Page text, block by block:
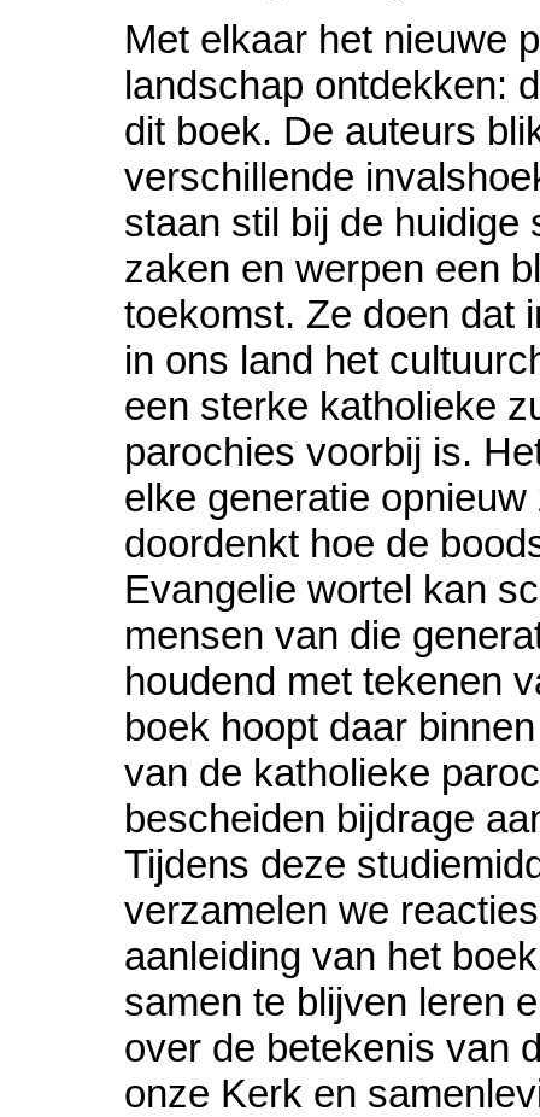
Met elkaar het nieuwe
landschap ontdekken:
dit boek. De auteurs
verschillende
staan stil bij de huidige
zaken en werpen een
toekomst. Ze doen dat
in ons land het
een sterke katholieke
parochies voorbij is.
elke generatie opnieuw
doordenkt hoe de
Evangelie wortel kan
mensen van die
houdend met tekenen
boek hoopt daar
van de katholieke
bescheiden bijdrage
Tijdens deze
verzamelen we
aanleiding van het
samen te blijven leren
over de betekenis van
onze Kerk en